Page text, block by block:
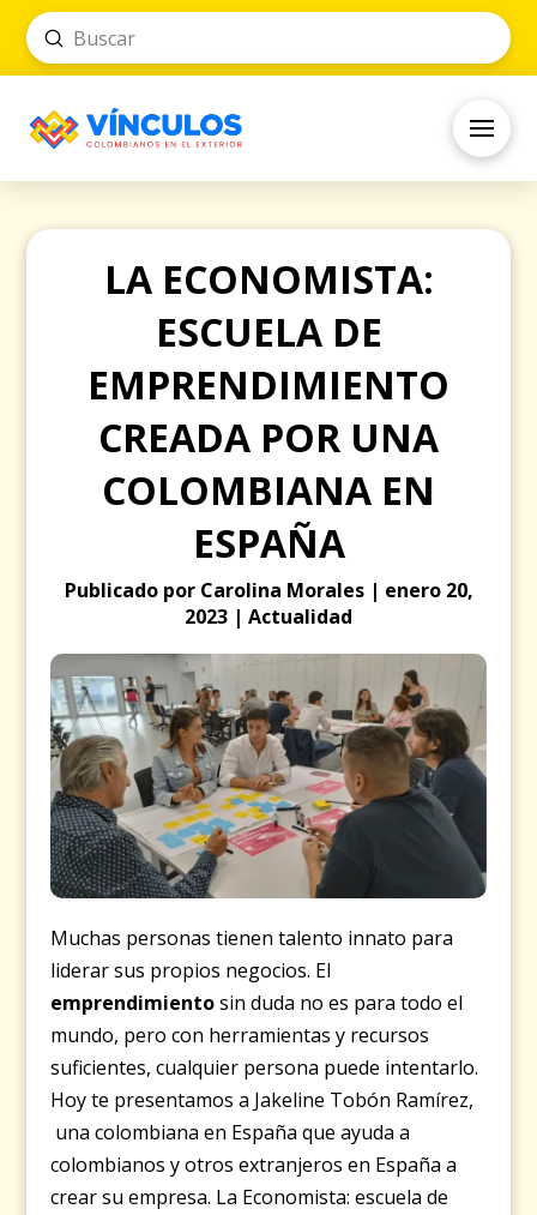
Search
Submit
LA ECONOMISTA:
ESCUELA DE
EMPRENDIMIENTO
CREADA POR UNA
COLOMBIANA EN
ESPAÑA
Publicado por Carolina Morales | enero 20,
2023 | Actualidad
Muchas personas tienen talento innato para
liderar sus propios negocios. El
emprendimientosin duda no es para todo el
mundo, pero con herramientas y recursos
suficientes, cualquier persona puede intentarlo.
Hoy te presentamos a Jakeline Tobón Ramírez,
una colombiana en España que ayuda a
colombianos y otros extranjeros en España a
crear su empresa. La Economista: escuela de